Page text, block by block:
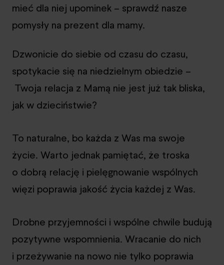
mieć dla niej upominek – sprawdź nasze
pomysły na prezent dla mamy.
Dzwonicie do siebie od czasu do czasu,
spotykacie się na niedzielnym obiedzie –
Twoja relacja z Mamą nie jest już tak bliska,
jak w dzieciństwie?
To naturalne, bo każda z Was ma swoje
życie. Warto jednak pamiętać, że troska
o dobrą relację i pielęgnowanie wspólnych
więzi poprawia jakość życia każdej z Was.
Drobne przyjemności i wspólne chwile budują
pozytywne wspomnienia. Wracanie do nich
i przeżywanie na nowo nie tylko poprawia